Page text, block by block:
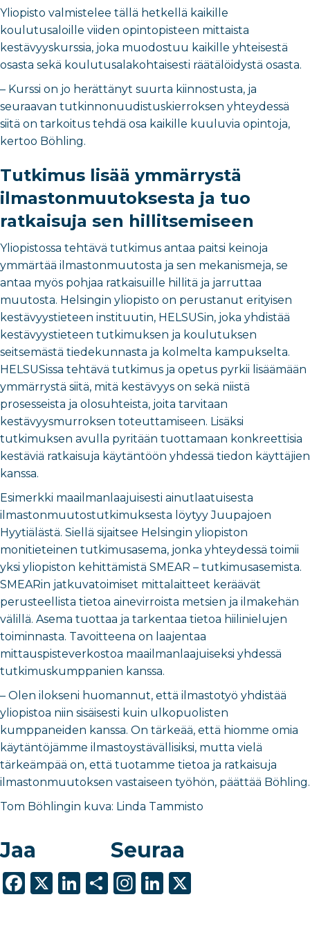
Yliopisto valmistelee tällä hetkellä kaikille
koulutusaloille viiden opintopisteen mittaista
kestävyyskurssia, joka muodostuu kaikille yhteisestä
osasta sekä koulutusalakohtaisesti räätälöidystä osasta.
– Kurssi on jo herättänyt suurta kiinnostusta, ja
seuraavan tutkinnonuudistuskierroksen yhteydessä
siitä on tarkoitus tehdä osa kaikille kuuluvia opintoja,
kertoo Böhling.
Tutkimus lisää ymmärrystä
ilmastonmuutoksesta ja tuo
ratkaisuja sen hillitsemiseen
Yliopistossa tehtävä tutkimus antaa paitsi keinoja
ymmärtää ilmastonmuutosta ja sen mekanismeja, se
antaa myös pohjaa ratkaisuille hillitä ja jarruttaa
muutosta. Helsingin yliopisto on perustanut erityisen
kestävyystieteen instituutin, HELSUSin, joka yhdistää
kestävyystieteen tutkimuksen ja koulutuksen
seitsemästä tiedekunnasta ja kolmelta kampukselta.
HELSUSissa tehtävä tutkimus ja opetus pyrkii lisäämään
ymmärrystä siitä, mitä kestävyys on sekä niistä
prosesseista ja olosuhteista, joita tarvitaan
kestävyysmurroksen toteuttamiseen. Lisäksi
tutkimuksen avulla pyritään tuottamaan konkreettisia
kestäviä ratkaisuja käytäntöön yhdessä tiedon käyttäjien
kanssa.
Esimerkki maailmanlaajuisesti ainutlaatuisesta
ilmastonmuutostutkimuksesta löytyy Juupajoen
Hyytiälästä. Siellä sijaitsee Helsingin yliopiston
monitieteinen tutkimusasema, jonka yhteydessä toimii
yksi yliopiston kehittämistä SMEAR – tutkimusasemista.
SMEARin jatkuvatoimiset mittalaitteet keräävät
perusteellista tietoa ainevirroista metsien ja ilmakehän
välillä. Asema tuottaa ja tarkentaa tietoa hiilinielujen
toiminnasta. Tavoitteena on laajentaa
mittauspisteverkostoa maailmanlaajuiseksi yhdessä
tutkimuskumppanien kanssa.
– Olen ilokseni huomannut, että ilmastotyö yhdistää
yliopistoa niin sisäisesti kuin ulkopuolisten
kumppaneiden kanssa. On tärkeää, että hiomme omia
käytäntöjämme ilmastoystävällisiksi, mutta vielä
tärkeämpää on, että tuotamme tietoa ja ratkaisuja
ilmastonmuutoksen vastaiseen työhön, päättää Böhling.
Tom Böhlingin kuva: Linda Tammisto
Jaa
F
X
Li S
Seuraa
In Li